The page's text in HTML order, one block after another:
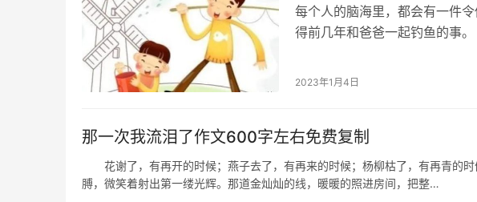
每个人的脑海里，都会有一件
得前几年和爸爸一起钓鱼的事
2023年1月4日
那一次我流泪了作文600字左右免费复制
花谢了，有再开的时候；燕子去了，有再来的时候；杨柳枯了，有再青
膊，微笑着射出第一缕光辉。那道金灿灿的线，暖暖的照进房间，把整…